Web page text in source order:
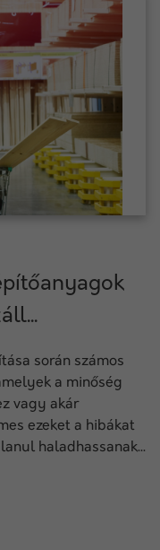
során számos
a minőség
vagy akár
ezeket a hibákat
haladhassanak...